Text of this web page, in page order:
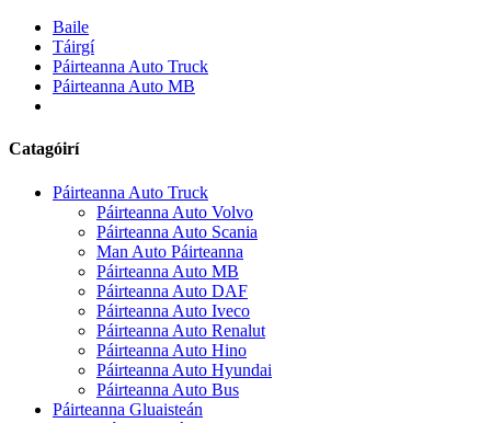
Baile
Táirgí
Páirteanna Auto Truck
Páirteanna Auto MB
Catagóirí
Páirteanna Auto Truck
Páirteanna Auto Volvo
Páirteanna Auto Scania
Man Auto Páirteanna
Páirteanna Auto MB
Páirteanna Auto DAF
Páirteanna Auto Iveco
Páirteanna Auto Renalut
Páirteanna Auto Hino
Páirteanna Auto Hyundai
Páirteanna Auto Bus
Páirteanna Gluaisteán